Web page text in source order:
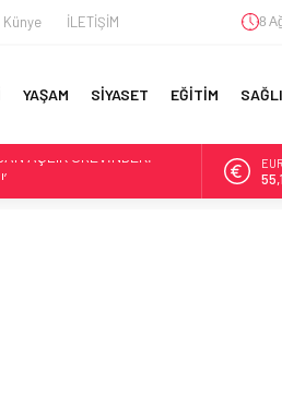
Künye İLETİŞİM 8
YAŞAM SİYASET EĞİTİM
ETT
TUĞGENERALLİĞE